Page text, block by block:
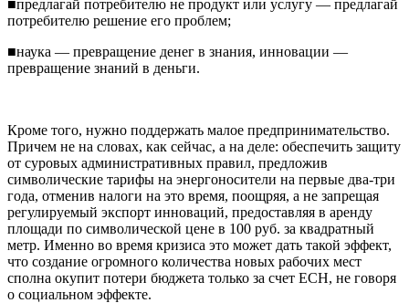
■предлагай потребителю не продукт или услугу — предлагай
потребителю решение его проблем;
■наука — превращение денег в знания, инновации —
превращение знаний в деньги.
Кроме того, нужно поддержать малое предпринимательство.
Причем не на словах, как сейчас, а на деле: обеспечить защиту
от суровых административных правил, предложив
символические тарифы на энергоносители на первые два-три
года, отменив налоги на это время, поощряя, а не запрещая
регулируемый экспорт инноваций, предоставляя в аренду
площади по символической цене в 100 руб. за квадратный
метр. Именно во время кризиса это может дать такой эффект,
что создание огромного количества новых рабочих мест
сполна окупит потери бюджета только за счет ЕСН, не говоря
о социальном эффекте.